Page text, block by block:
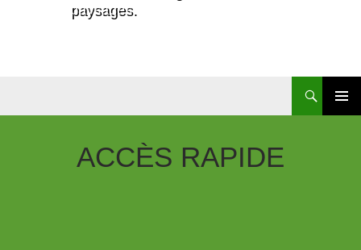
paysages.
ACCÈS RAPIDE